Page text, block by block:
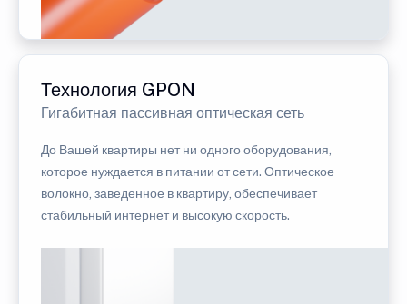
Технология GPON
Гигабитная пассивная оптическая сеть
До Вашей квартиры нет ни одного оборудования,
которое нуждается в питании от сети. Оптическое
волокно, заведенное в квартиру, обеспечивает
стабильный интернет и высокую скорость.